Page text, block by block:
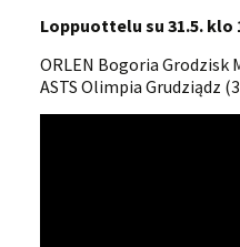
Loppuottelu su 31.5. klo
ORLEN Bogoria Grodzisk
ASTS Olimpia Grudziądz